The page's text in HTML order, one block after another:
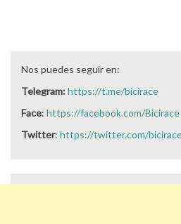
Nos puedes seguir en:
Telegram:https://t.me/bicirace
Face: https://facebook.com/Bicirace
Twitter: https://twitter.com/